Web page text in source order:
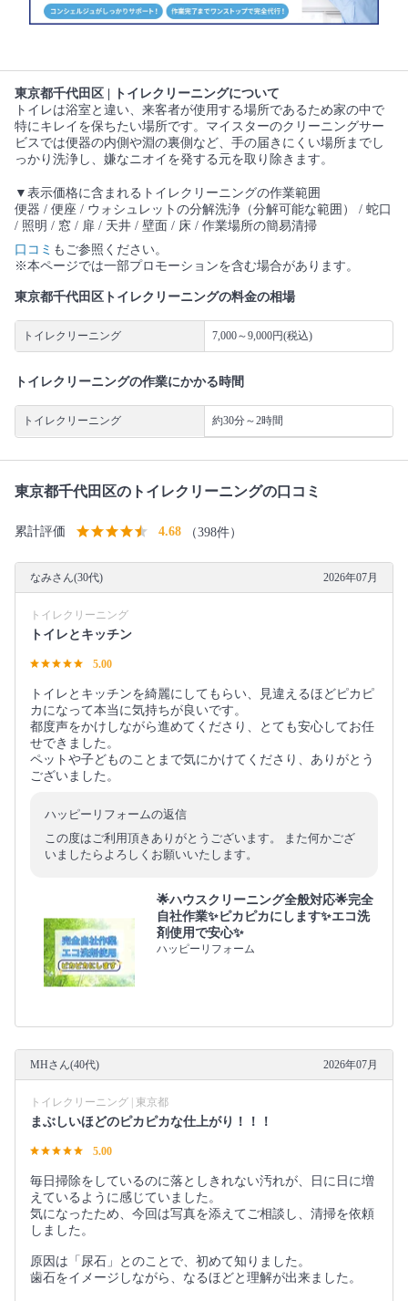
東京都千代田区 | トイレクリーニングについて
トイレは浴室と違い、来客者が使用する場所であるため家の中で
特にキレイを保ちたい場所です。マイスターのクリーニングサー
ビスでは便器の内側や淵の裏側など、手の届きにくい場所までし
っかり洗浄し、嫌なニオイを発する元を取り除きます。
▼表示価格に含まれるトイレクリーニングの作業範囲
便器 / 便座 / ウォシュレットの分解洗浄（分解可能な範囲） / 蛇口
/ 照明 / 窓 / 扉 / 天井 / 壁面 / 床 / 作業場所の簡易清掃
口コミ もご参照ください。
※本ページでは一部プロモーションを含む場合があります。
東京都千代田区トイレクリーニングの料金の相場
トイレクリーニング 7,000～9,000円(税込)
トイレクリーニングの作業にかかる時間
トイレクリーニング 約30分～2時間
東京都千代田区のトイレクリーニングの口コミ
累計評価 4.68 （398件）
なみさん(30代) 2026年07月
トイレクリーニング
トイレとキッチン
5.00
トイレとキッチンを綺麗にしてもらい、見違えるほどピカピ
カになって本当に気持ちが良いです。
都度声をかけしながら進めてくださり、とても安心してお任
せできました。
ペットや子どものことまで気にかけてくださり、ありがとう
ございました。
ハッピーリフォームの返信
この度はご利用頂きありがとうございます。 また何かござ
いましたらよろしくお願いいたします。
🌟ハウスクリーニング全般対応🌟完全
自社作業✨️ピカピカにします✨️エコ洗
剤使用で安心✨
ハッピーリフォーム
MHさん(40代) 2026年07月
トイレクリーニング | 東京都
まぶしいほどのピカピカな仕上がり！！！
5.00
毎日掃除をしているのに落としきれない汚れが、日に日に増
えているように感じていました。
気になったため、今回は写真を添えてご相談し、清掃を依頼
しました。
原因は「尿石」とのことで、初めて知りました。
歯石をイメージしながら、なるほどと理解が出来ました。